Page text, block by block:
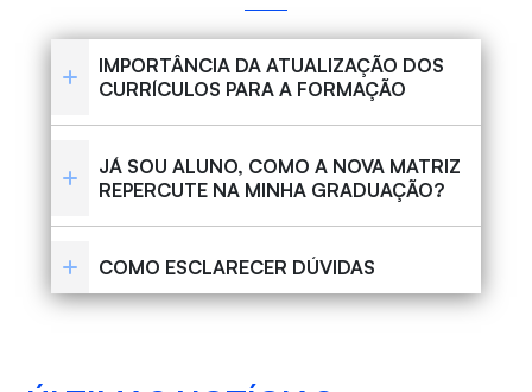
IMPORTÂNCIA DA ATUALIZAÇÃO DOS
CURRÍCULOS PARA A FORMAÇÃO
JÁ SOU ALUNO, COMO A NOVA MATRIZ
REPERCUTE NA MINHA GRADUAÇÃO?
COMO ESCLARECER DÚVIDAS